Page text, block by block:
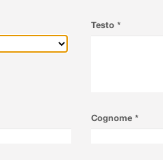
Testo *
Cognome *